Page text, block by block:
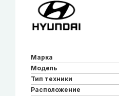
Марка
Модель
Тип техники
Расположение